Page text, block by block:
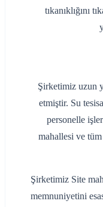
tıkanıklığını
Şirketimiz uzun
etmiştir. Su
personelle
mahallesi ve
Şirketimiz Site
memnuniyetini